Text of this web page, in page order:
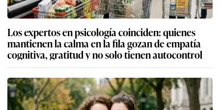
Los expertos en psicología coinciden: quienes
mantienen la calma en la fila gozan de empatía
cognitiva, gratitud y no solo tienen autocontrol